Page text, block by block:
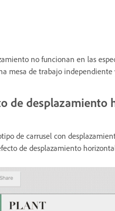
no funcionan en las
mesa de trabajo
de desplazamiento
de carrusel con
de desplazamiento